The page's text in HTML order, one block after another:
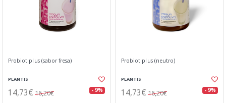
Probiot plus (sabor fresa)
PLANTIS
14,73€ 16,20€ - 9%
Probiot plus (neutro)
PLANTIS
14,73€ 16,20€ - 9%